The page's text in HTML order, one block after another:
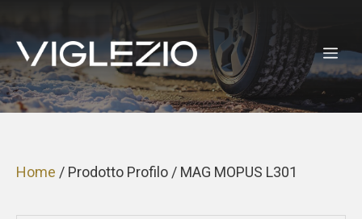
contenuto
Home / Prodotto Profilo / MAG MOPUS L301